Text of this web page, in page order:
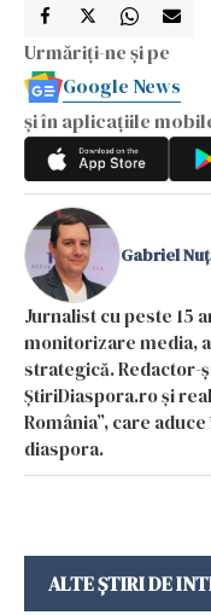
Urmăriți-ne și pe
Google News
și în aplicațiile
Gabriel
Jurnalist cu peste 15
monitorizare media,
strategică. Redactor-
ȘtiriDiaspora.ro și
România”, care
diaspora.
ALTE ȘTIRI DE